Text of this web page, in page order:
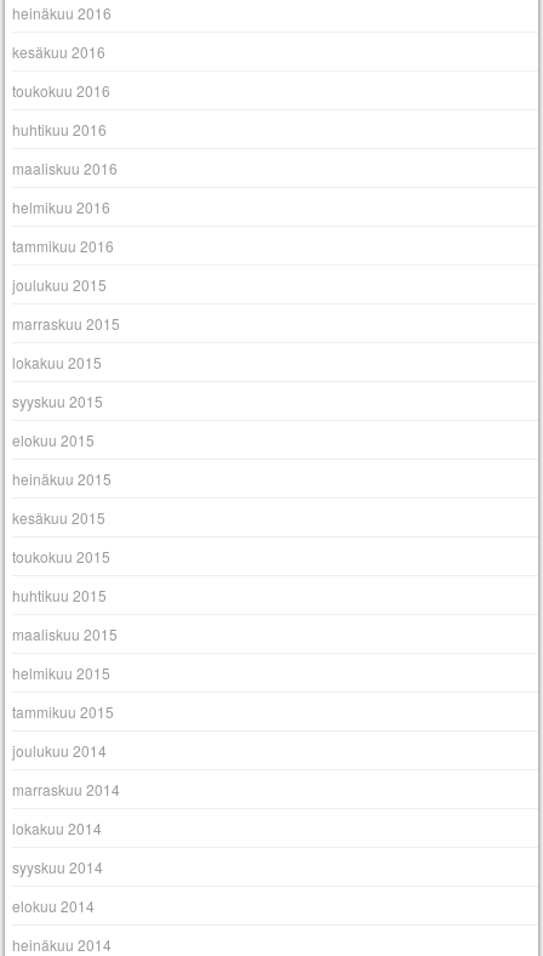
heinäkuu 2016
kesäkuu 2016
toukokuu 2016
huhtikuu 2016
maaliskuu 2016
helmikuu 2016
tammikuu 2016
joulukuu 2015
marraskuu 2015
lokakuu 2015
syyskuu 2015
elokuu 2015
heinäkuu 2015
kesäkuu 2015
toukokuu 2015
huhtikuu 2015
maaliskuu 2015
helmikuu 2015
tammikuu 2015
joulukuu 2014
marraskuu 2014
lokakuu 2014
syyskuu 2014
elokuu 2014
heinäkuu 2014